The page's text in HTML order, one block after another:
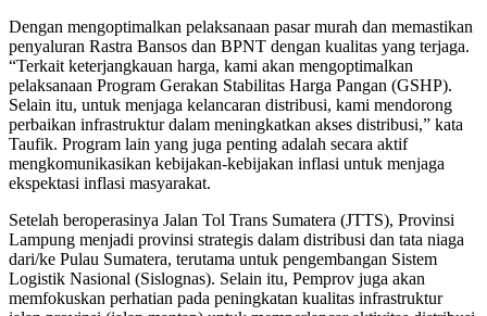
Dengan mengoptimalkan pelaksanaan pasar murah dan memastikan
penyaluran Rastra Bansos dan BPNT dengan kualitas yang terjaga.
“Terkait keterjangkauan harga, kami akan mengoptimalkan
pelaksanaan Program Gerakan Stabilitas Harga Pangan (GSHP).
Selain itu, untuk menjaga kelancaran distribusi, kami mendorong
perbaikan infrastruktur dalam meningkatkan akses distribusi,” kata
Taufik. Program lain yang juga penting adalah secara aktif
mengkomunikasikan kebijakan-kebijakan inflasi untuk menjaga
ekspektasi inflasi masyarakat.
Setelah beroperasinya Jalan Tol Trans Sumatera (JTTS), Provinsi
Lampung menjadi provinsi strategis dalam distribusi dan tata niaga
dari/ke Pulau Sumatera, terutama untuk pengembangan Sistem
Logistik Nasional (Sislognas). Selain itu, Pemprov juga akan
memfokuskan perhatian pada peningkatan kualitas infrastruktur